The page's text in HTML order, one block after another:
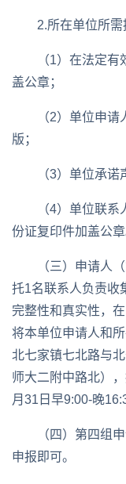
2.所在单位所
（1）在法定
盖公章；
（2）单位申
版；
（3）单位承诺
（4）单位联
份证复印件加盖公章
（三）申请人
托1名联系人负责收
完整性和真实性，
将本单位申请人和
北七家镇七北路与
师大二附中路北）
月31日早9:00-晚
（四）第四组
申报即可。